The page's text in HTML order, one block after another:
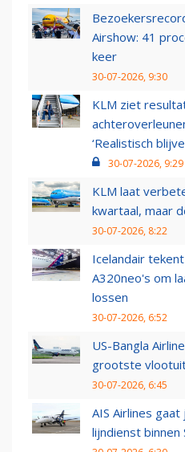
Airshow: 41
keer
30-07-2026, 9:30
KLM ziet
‘Realistisch
30-07-2026, 9:29
KLM laat
kwartaal, maar
30-07-2026, 8:22
Icelandair
A320neo's om
lossen
30-07-2026, 6:52
US-Bangla
grootste
30-07-2026, 6:45
AIS Airlines
lijndienst binnen